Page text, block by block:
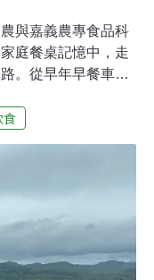
與嘉義農專食品科
庭餐桌記憶中，走
。從早年早餐車、
坊」摘下米其林綠
料理最終要做的，
界的關係。從早餐
皓福起初並不是為了
台中高農食品加工
食